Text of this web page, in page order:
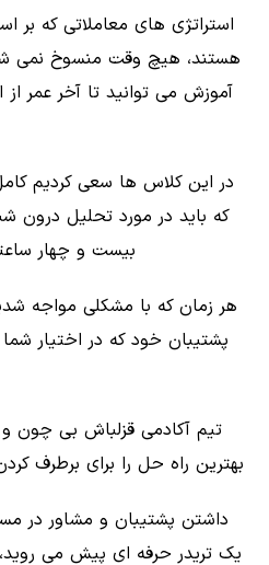
استراتژی های معاملاتی که بر
هستند، هیچ وقت منسوخ نمی
آموزش می توانید تا آخر عمر
در این کلاس ها سعی کردیم
که باید در مورد تحلیل درون
بیست و چهار
هر زمان که با مشکلی مواجه
پشتیبان خود که در اختیار
تیم آکادمی قزلباش بی چون
بهترین راه حل را برای برطرف
داشتن پشتیبان و مشاور در
یک تریدر حرفه ای پیش می